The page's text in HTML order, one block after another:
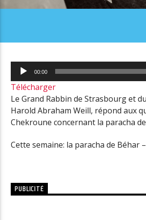
Lecteur
audio
00:00
Télécharger
Le Grand Rabbin de Strasbourg et
Harold Abraham Weill, répond aux
Chekroune concernant la paracha
Cette semaine: la paracha de Béhar
PUBLICITÉ